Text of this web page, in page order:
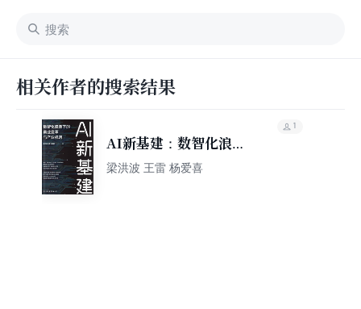
相关作者的搜索结果
AI新基建：数智化浪潮
下的商业变革与产业机
梁洪波 王雷 杨爱喜
1